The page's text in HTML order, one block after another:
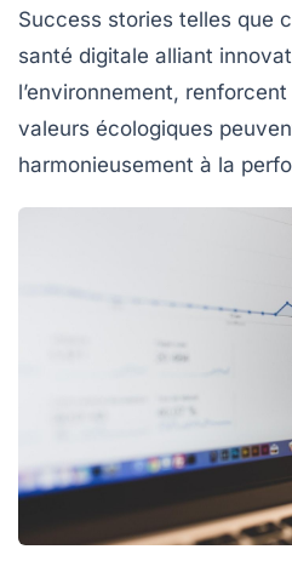
Success stories telles que
santé digitale alliant
l’environnement,
valeurs écologiques
harmonieusement à la